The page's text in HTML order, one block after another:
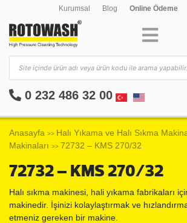
Kurumsal Blog Online Ödeme
0 232 486 32 00
Anasayfa >> Halı Yıkama ve Halı Sıkma
Makinaları >> 72732 – KMS 270/32
72732 – KMS 270/32
Halı sıkma makinesi, hali yıkama fabrikaları
makinedir. İşinizi kolaylaştırmak ve
etmeniz gereken bir makine.